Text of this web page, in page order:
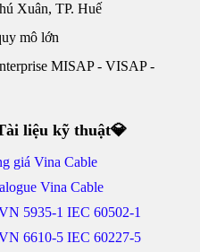
Xuân, TP. Huế
mô lớn
MISAP - VISAP -
liệu kỹ thuật💎
giá Vina Cable
Vina Cable
5935-1 IEC 60502-1
6610-5 IEC 60227-5